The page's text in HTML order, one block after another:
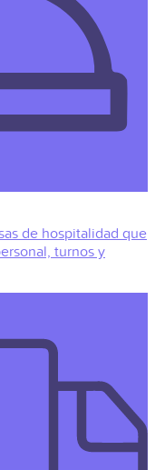
de hospitalidad que
turnos y